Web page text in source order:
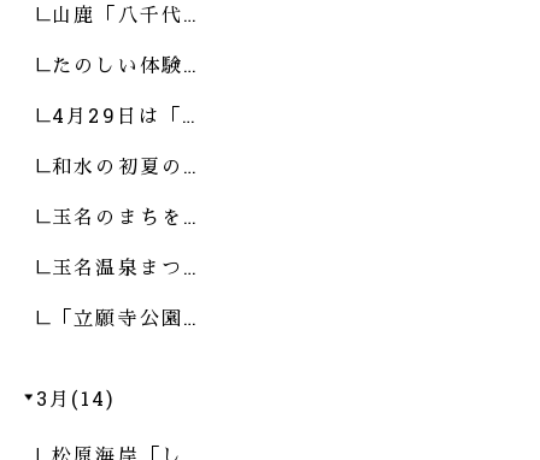
山鹿「八千代…
たのしい体験…
4月29日は「…
和水の初夏の…
玉名のまちを…
玉名温泉まつ…
「立願寺公園…
3月(14)
松原海岸「し…